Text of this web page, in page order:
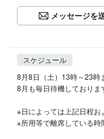
メッセージを
スケジュール
8月8日（土）13時～23時
8月も毎日待機しておりま
※日によっては上記日程
※所用等で離席している